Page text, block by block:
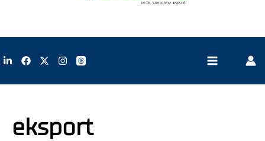
eksport